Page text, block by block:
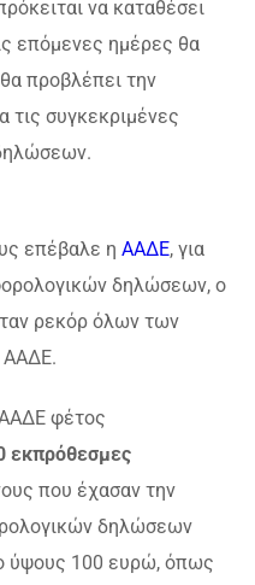
να καταθέσει
επόμενες ημέρες θα
προβλέπει την
τις συγκεκριμένες
επέβαλε ηΑΑΔΕ, για
δηλώσεων, ο
ρεκόρ όλων των
ΑΑΔΕ.
φέτος
εκπρόθεσμες
που έχασαν την
δηλώσεων
ύψους 100 ευρώ, όπως